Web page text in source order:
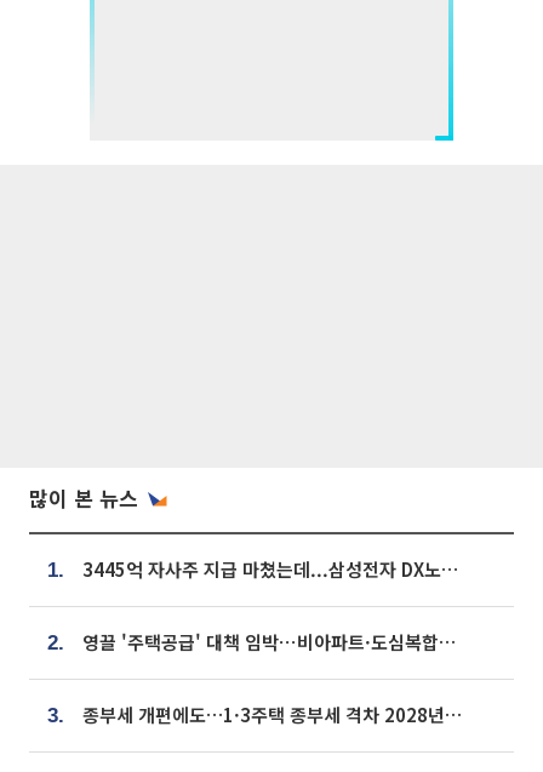
많이 본 뉴스
1. 3445억 자사주 지급 마쳤는데...삼성전자 DX노조, 뒤늦은 '떼쓰기 집회'
2. 영끌 '주택공급' 대책 임박⋯비아파트·도심복합까지 총동원
3. 종부세 개편에도…1·3주택 종부세 격차 2028년부터 확대